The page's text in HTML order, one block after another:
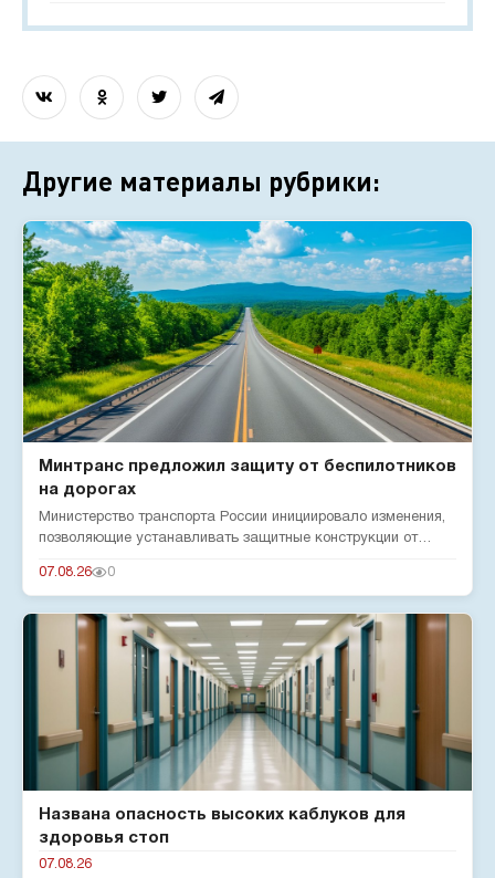
Другие материалы рубрики:
Минтранс предложил защиту от беспилотников
на дорогах
Министерство транспорта России инициировало изменения,
позволяющие устанавливать защитные конструкции от
07.08.26 0
Названа опасность высоких каблуков для
здоровья стоп
07.08.26